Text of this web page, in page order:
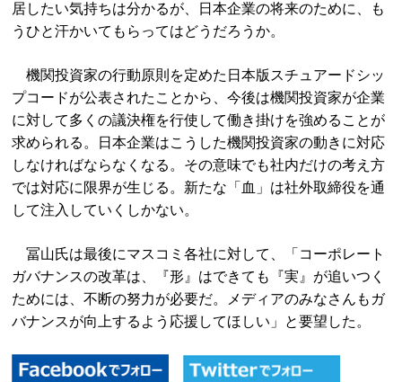
居したい気持ちは分かるが、日本企業の将来のために、も
うひと汗かいてもらってはどうだろうか。
機関投資家の行動原則を定めた日本版スチュアードシッ
プコードが公表されたことから、今後は機関投資家が企業
に対して多くの議決権を行使して働き掛けを強めることが
求められる。日本企業はこうした機関投資家の動きに対応
しなければならなくなる。その意味でも社内だけの考え方
では対応に限界が生じる。新たな「血」は社外取締役を通
して注入していくしかない。
冨山氏は最後にマスコミ各社に対して、「コーポレート
ガバナンスの改革は、『形』はできても『実』が追いつく
ためには、不断の努力が必要だ。メディアのみなさんもガ
バナンスが向上するよう応援してほしい」と要望した。